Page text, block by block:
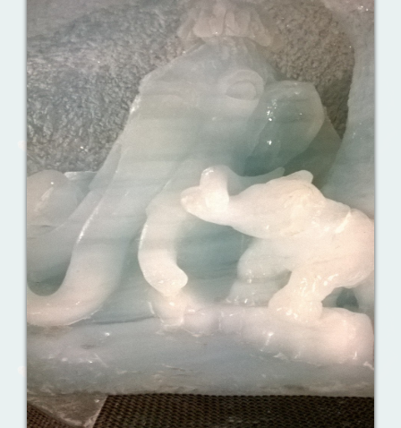
Ваш английский здесь!
Интерактивные упражнения, FCE и
многое другое. Практические советы в